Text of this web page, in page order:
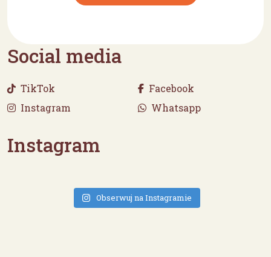
Social media
TikTok
Facebook
Instagram
Whatsapp
Instagram
Obserwuj na Instagramie